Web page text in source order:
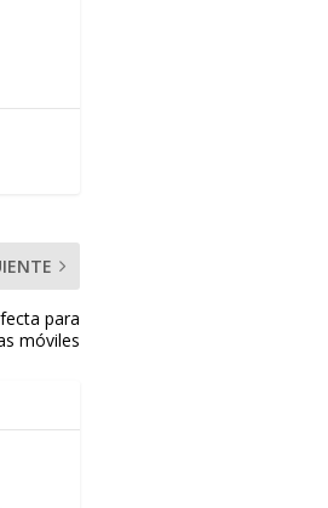
para
móviles